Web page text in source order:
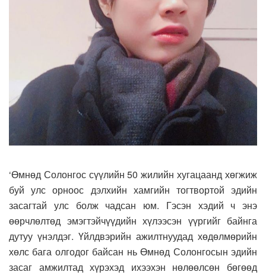
‘Өмнөд Солонгос сүүлийн 50 жилийн хугацаанд хөгжиж
буй улс орноос дэлхийн хамгийн тогтвортой эдийн
засагтай улс болж чадсан юм. Гэсэн хэдий ч энэ
өөрчлөлтөд эмэгтэйчүүдийн хүлээсэн үүргийг байнга
дутуу үнэлдэг. Үйлдвэрийн ажилтнуудад хөдөлмөрийн
хөлс бага олгодог байсан нь Өмнөд Солонгосын эдийн
засаг амжилтад хүрэхэд ихээхэн нөлөөлсөн бөгөөд